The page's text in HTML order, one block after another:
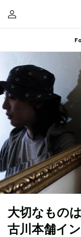
大切なもの
古川本舗イ